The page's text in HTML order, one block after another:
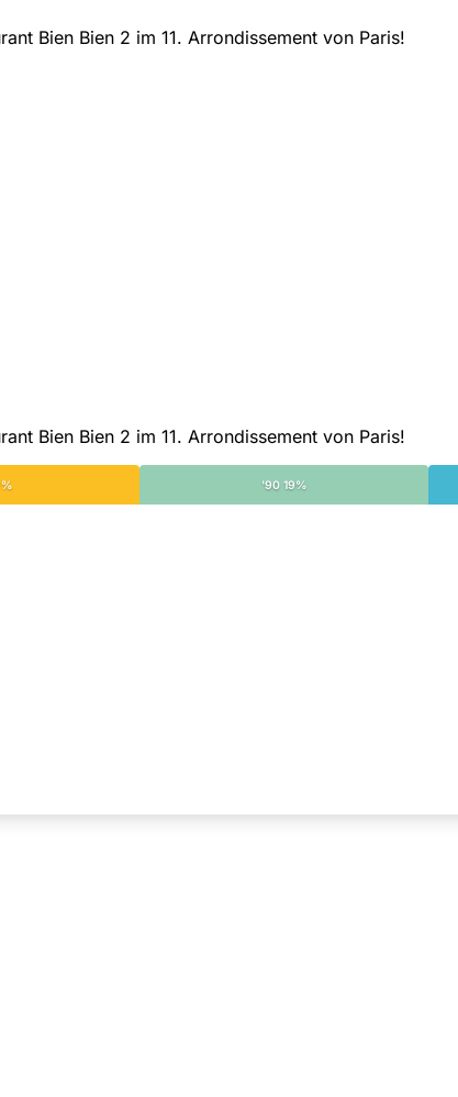
Bien Bien 2 im 11. Arrondissement von Paris!
Bien Bien 2 im 11. Arrondissement von Paris!
'90 19%